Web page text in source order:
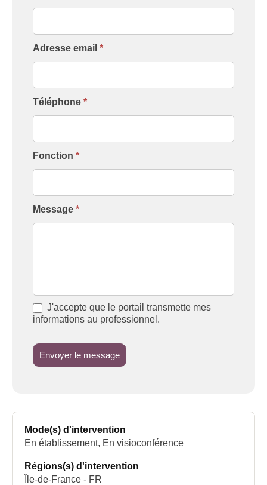
[Contact
Adresse email *
Téléphone *
Fonction *
Message *
J'accepte que le portail transmette mes
informations au professionnel.
Envoyer le message
Mode(s) d'intervention
En établissement, En visioconférence
Régions(s) d'intervention
Île-de-France - FR